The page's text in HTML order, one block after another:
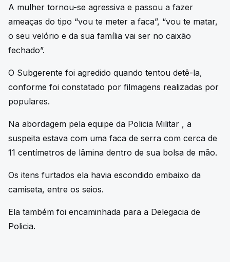
A mulher tornou-se agressiva e passou a fazer
ameaças do tipo “vou te meter a faca”, “vou te matar,
o seu velório e da sua família vai ser no caixão
fechado”.
O Subgerente foi agredido quando tentou detê-la,
conforme foi constatado por filmagens realizadas por
populares.
Na abordagem pela equipe da Policia Militar , a
suspeita estava com uma faca de serra com cerca de
11 centímetros de lâmina dentro de sua bolsa de mão.
Os itens furtados ela havia escondido embaixo da
camiseta, entre os seios.
Ela também foi encaminhada para a Delegacia de
Policia.